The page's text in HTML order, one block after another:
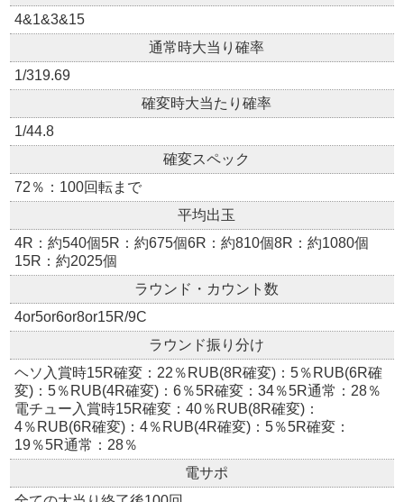
4&1&3&15
通常時大当り確率
1/319.69
確変時大当たり確率
1/44.8
確変スペック
72％：100回転まで
平均出玉
4R：約540個5R：約675個6R：約810個8R：約1080個
15R：約2025個
ラウンド・カウント数
4or5or6or8or15R/9C
ラウンド振り分け
ヘソ入賞時15R確変：22％RUB(8R確変)：5％RUB(6R確
変)：5％RUB(4R確変)：6％5R確変：34％5R通常：28％
電チュー入賞時15R確変：40％RUB(8R確変)：
4％RUB(6R確変)：4％RUB(4R確変)：5％5R確変：
19％5R通常：28％
電サポ